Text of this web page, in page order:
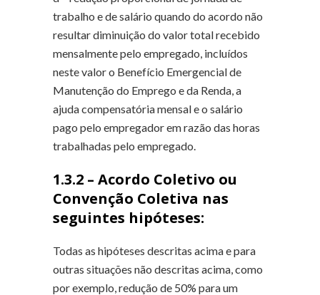
trabalho e de salário quando do acordo não
resultar diminuição do valor total recebido
mensalmente pelo empregado, incluídos
neste valor o Benefício Emergencial de
Manutenção do Emprego e da Renda, a
ajuda compensatória mensal e o salário
pago pelo empregador em razão das horas
trabalhadas pelo empregado.
1.3.2 – Acordo Coletivo ou
Convenção Coletiva nas
seguintes hipóteses:
Todas as hipóteses descritas acima e para
outras situações não descritas acima, como
por exemplo, redução de 50% para um